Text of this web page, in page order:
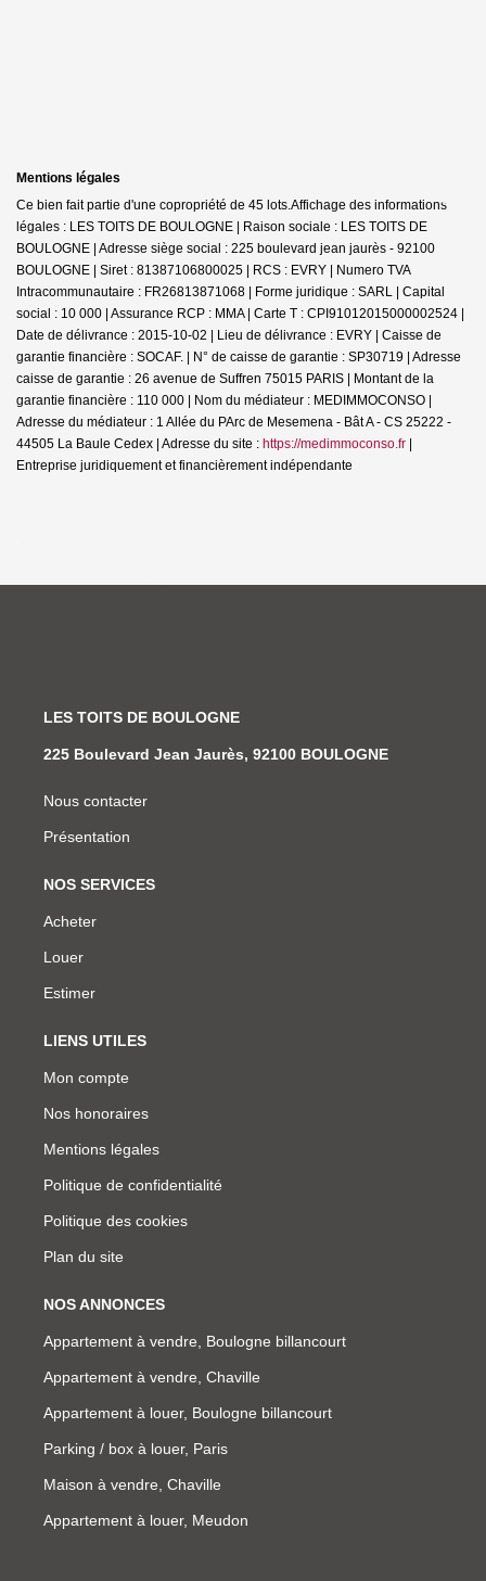
Mentions légales
Ce bien fait partie d'une copropriété de 45 lots.Affichage des informations
légales : LES TOITS DE BOULOGNE | Raison sociale : LES TOITS DE
BOULOGNE | Adresse siège social : 225 boulevard jean jaurès - 92100
BOULOGNE | Siret : 81387106800025 | RCS : EVRY | Numero TVA
Intracommunautaire : FR26813871068 | Forme juridique : SARL | Capital
social : 10 000 | Assurance RCP : MMA | Carte T : CPI91012015000002524 |
Date de délivrance : 2015-10-02 | Lieu de délivrance : EVRY | Caisse de
garantie financière : SOCAF. | N° de caisse de garantie : SP30719 | Adresse
caisse de garantie : 26 avenue de Suffren 75015 PARIS | Montant de la
garantie financière : 110 000 | Nom du médiateur : MEDIMMOCONSO |
Adresse du médiateur : 1 Allée du PArc de Mesemena - Bât A - CS 25222 -
44505 La Baule Cedex | Adresse du site : https://medimmoconso.fr |
Entreprise juridiquement et financièrement indépendante
LES TOITS DE BOULOGNE
225 Boulevard Jean Jaurès, 92100 BOULOGNE
Nous contacter
Présentation
NOS SERVICES
Acheter
Louer
Estimer
LIENS UTILES
Mon compte
Nos honoraires
Mentions légales
Politique de confidentialité
Politique des cookies
Plan du site
NOS ANNONCES
Appartement à vendre, Boulogne billancourt
Appartement à vendre, Chaville
Appartement à louer, Boulogne billancourt
Parking / box à louer, Paris
Maison à vendre, Chaville
Appartement à louer, Meudon